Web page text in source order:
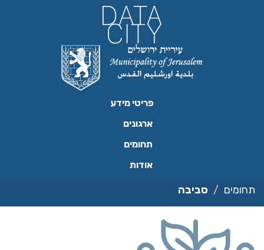
פריטי מידע
ארגונים
תחומים
אודות
תחומים סביבה